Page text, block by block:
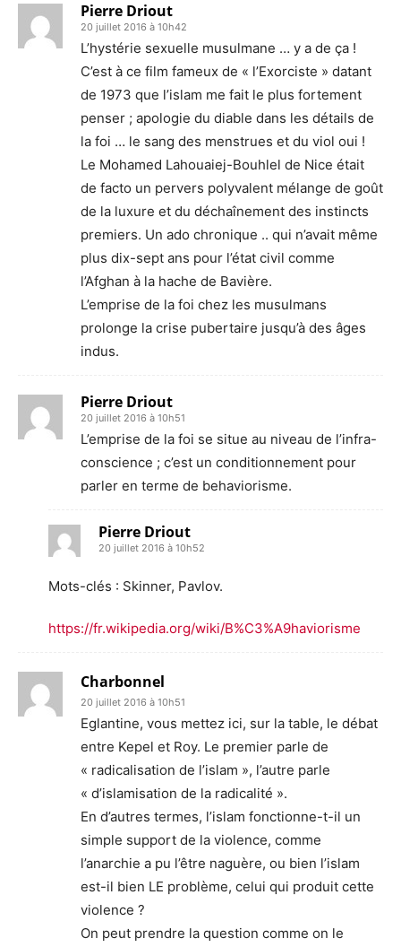
Pierre Driout
20 juillet 2016 à 10h42
L’hystérie sexuelle musulmane … y a de ça !
C’est à ce film fameux de « l’Exorciste » datant
de 1973 que l’islam me fait le plus fortement
penser ; apologie du diable dans les détails de
la foi … le sang des menstrues et du viol oui !
Le Mohamed Lahouaiej-Bouhlel de Nice était
de facto un pervers polyvalent mélange de goût
de la luxure et du déchaînement des instincts
premiers. Un ado chronique .. qui n’avait même
plus dix-sept ans pour l’état civil comme
l’Afghan à la hache de Bavière.
L’emprise de la foi chez les musulmans
prolonge la crise pubertaire jusqu’à des âges
indus.
Pierre Driout
20 juillet 2016 à 10h51
L’emprise de la foi se situe au niveau de l’infra-
conscience ; c’est un conditionnement pour
parler en terme de behaviorisme.
Pierre Driout
20 juillet 2016 à 10h52
Mots-clés : Skinner, Pavlov.
https://fr.wikipedia.org/wiki/B%C3%A9haviorisme
Charbonnel
20 juillet 2016 à 10h51
Eglantine, vous mettez ici, sur la table, le débat
entre Kepel et Roy. Le premier parle de
« radicalisation de l’islam », l’autre parle
« d’islamisation de la radicalité ».
En d’autres termes, l’islam fonctionne-t-il un
simple support de la violence, comme
l’anarchie a pu l’être naguère, ou bien l’islam
est-il bien LE problème, celui qui produit cette
violence ?
On peut prendre la question comme on le